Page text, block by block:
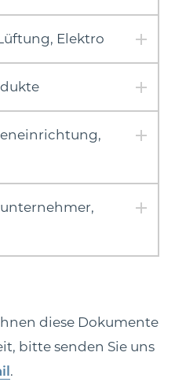
Elektro
diese Dokumente
bitte senden Sie uns
.